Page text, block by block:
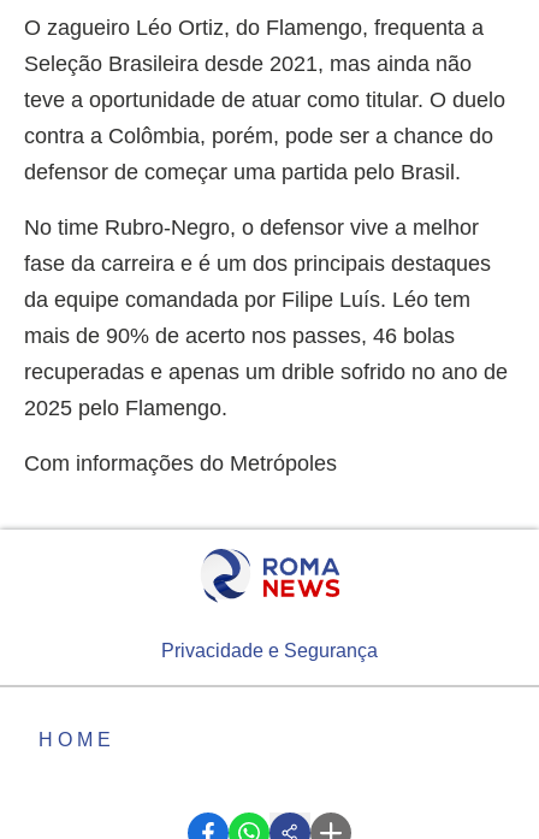
O zagueiro Léo Ortiz, do Flamengo, frequenta a
Seleção Brasileira desde 2021, mas ainda não
teve a oportunidade de atuar como titular. O duelo
contra a Colômbia, porém, pode ser a chance do
defensor de começar uma partida pelo Brasil.
No time Rubro-Negro, o defensor vive a melhor
fase da carreira e é um dos principais destaques
da equipe comandada por Filipe Luís. Léo tem
mais de 90% de acerto nos passes, 46 bolas
recuperadas e apenas um drible sofrido no ano de
2025 pelo Flamengo.
Com informações do Metrópoles
Privacidade e Segurança
HOME